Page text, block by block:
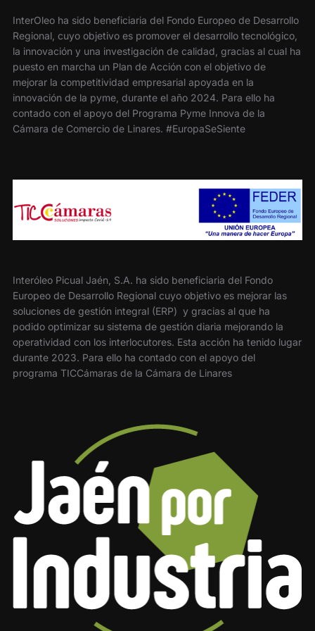
InterOleo ha sido beneficiaria del Fondo Europeo de Desarrollo
Regional, cuyo objetivo es promover el desarrollo tecnológico,
la innovación y una investigación de calidad, gracias al cual ha
puesto en marcha un Plan de Acción con el objetivo de
mejorar la competitividad empresarial apoyada en la
innovación de la pyme, durante el año 2024. Para ello ha
contado con el apoyo del Programa Pyme Innova de la
Cámara de Comercio de Linares. #EuropaSeSiente
Interóleo Picual Jaén, S.A. ha sido beneficiaria del Fondo
Europeo de Desarrollo Regional cuyo objetivo es mejorar las
soluciones de gestión integral (ERP) y gracias al que ha
podido optimizar su sistema de gestión diaria mejorando la
operatividad con los interlocutores. Esta acción ha tenido lugar
durante 2023. Para ello ha contado con el apoyo del
programa TICCámaras de la Cámara de Linares